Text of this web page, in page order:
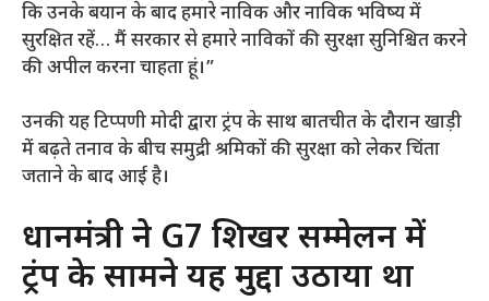
कि उनके बयान के बाद हमारे नाविक और नाविक भविष्य में
सुरक्षित रहें… मैं सरकार से हमारे नाविकों की सुरक्षा सुनिश्चित करने
की अपील करना चाहता हूं।”
उनकी यह टिप्पणी मोदी द्वारा ट्रंप के साथ बातचीत के दौरान खाड़ी
में बढ़ते तनाव के बीच समुद्री श्रमिकों की सुरक्षा को लेकर चिंता
जताने के बाद आई है।
प्रधानमंत्री ने G7 शिखर सम्मेलन में
ट्रंप के सामने यह मुद्दा उठाया था